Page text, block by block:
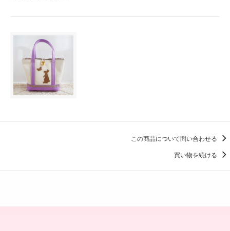
この商品について問い合わせる
買い物を続ける